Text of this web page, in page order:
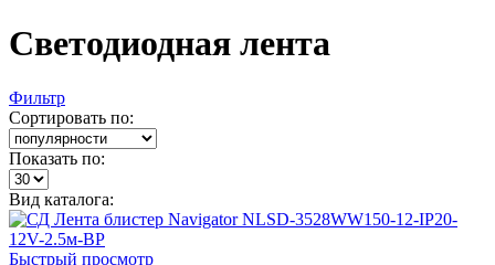
Светодиодная лента
Фильтр
Сортировать по:
Показать по:
Вид каталога:
Быстрый просмотр